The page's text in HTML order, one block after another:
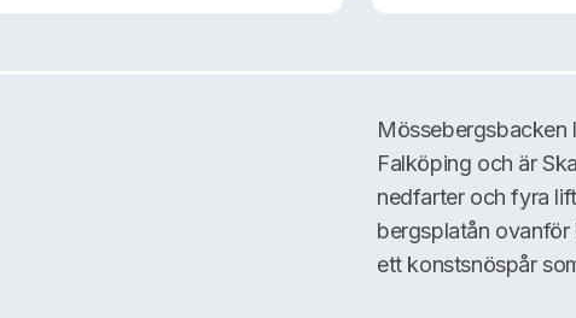
Mössebergsbacken
Falköping och är
nedfarter och fyra
bergsplatån
ett konstsnöspår